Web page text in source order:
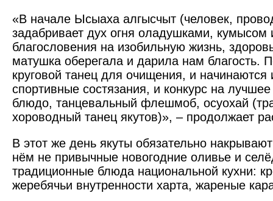
«В начале Ысыаха алгысчыт (человек,
задабривает дух огня оладушками, кумысом
благословения на изобильную жизнь,
матушка оберегала и дарила нам благость.
круговой танец для очищения, и
спортивные состязания, и конкурс на
блюдо, танцевальный флешмоб, осуохай
хороводный танец якутов)», – продолжает
В этот же день якуты обязательно
нём не привычные новогодние оливье и
традиционные блюда национальной кухни:
жеребячьи внутренности харта, жареные